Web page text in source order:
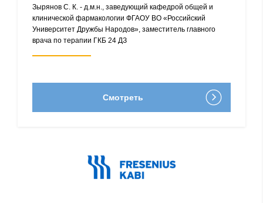
Зырянов С. К. - д.м.н., заведующий кафедрой общей и
клинической фармакологии ФГАОУ ВО «Российский
Университет Дружбы Народов», заместитель главного
врача по терапии ГКБ 24 ДЗ
Смотреть